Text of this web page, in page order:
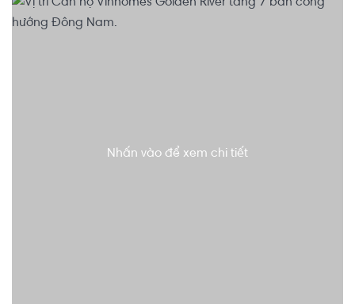
Nhấn vào để xem chi tiết